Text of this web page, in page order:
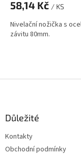
58,14 Kč / KS
Nivelační nožička s
závitu 80mm.
Důležité
Kontakty
Obchodní podmínky